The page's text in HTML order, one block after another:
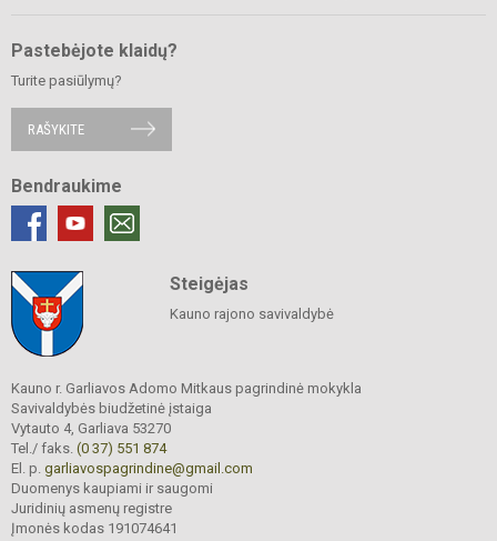
Pastebėjote klaidų?
Turite pasiūlymų?
RAŠYKITE
Bendraukime
Steigėjas
Kauno rajono savivaldybė
Kauno r. Garliavos Adomo Mitkaus pagrindinė mokykla
Savivaldybės biudžetinė įstaiga
Vytauto 4, Garliava 53270
Tel./ faks. (0 37) 551 874
El. p. garliavospagrindine@gmail.com
Duomenys kaupiami ir saugomi
Juridinių asmenų registre
Įmonės kodas 191074641